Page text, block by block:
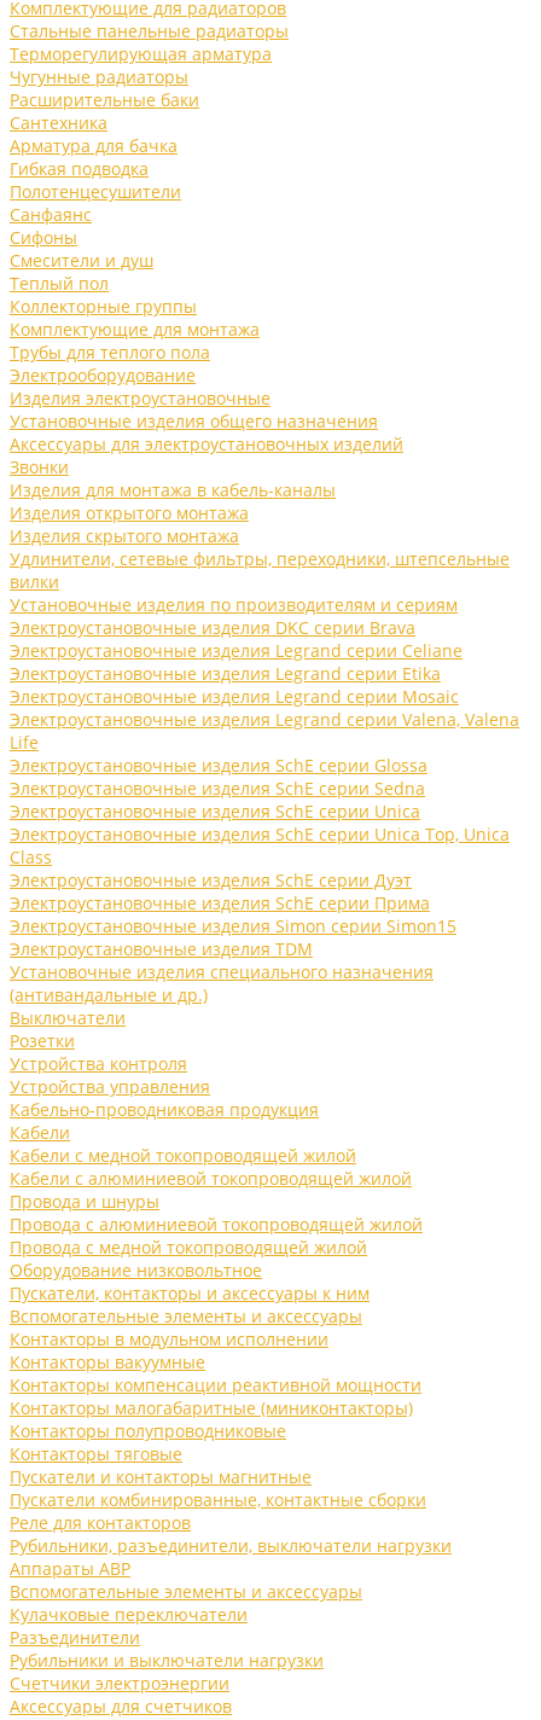
Комплектующие для радиаторов
Стальные панельные радиаторы
Терморегулирующая арматура
Чугунные радиаторы
Расширительные баки
Сантехника
Арматура для бачка
Гибкая подводка
Полотенцесушители
Санфаянс
Сифоны
Смесители и душ
Теплый пол
Коллекторные группы
Комплектующие для монтажа
Трубы для теплого пола
Электрооборудование
Изделия электроустановочные
Установочные изделия общего назначения
Аксессуары для электроустановочных изделий
Звонки
Изделия для монтажа в кабель-каналы
Изделия открытого монтажа
Изделия скрытого монтажа
Удлинители, сетевые фильтры, переходники, штепсельные
вилки
Установочные изделия по производителям и сериям
Электроустановочные изделия DKC серии Brava
Электроустановочные изделия Legrand серии Celiane
Электроустановочные изделия Legrand серии Etika
Электроустановочные изделия Legrand серии Mosaic
Электроустановочные изделия Legrand серии Valena, Valena
Life
Электроустановочные изделия SchE серии Glossa
Электроустановочные изделия SchE серии Sedna
Электроустановочные изделия SchE серии Unica
Электроустановочные изделия SchE серии Unica Top, Unica
Class
Электроустановочные изделия SchE серии Дуэт
Электроустановочные изделия SchE серии Прима
Электроустановочные изделия Simon серии Simon15
Электроустановочные изделия TDM
Установочные изделия специального назначения
(антивандальные и др.)
Выключатели
Розетки
Устройства контроля
Устройства управления
Кабельно-проводниковая продукция
Кабели
Кабели с медной токопроводящей жилой
Кабели с алюминиевой токопроводящей жилой
Провода и шнуры
Провода с алюминиевой токопроводящей жилой
Провода с медной токопроводящей жилой
Оборудование низковольтное
Пускатели, контакторы и аксессуары к ним
Вспомогательные элементы и аксессуары
Контакторы в модульном исполнении
Контакторы вакуумные
Контакторы компенсации реактивной мощности
Контакторы малогабаритные (миниконтакторы)
Контакторы полупроводниковые
Контакторы тяговые
Пускатели и контакторы магнитные
Пускатели комбинированные, контактные сборки
Реле для контакторов
Рубильники, разъединители, выключатели нагрузки
Аппараты АВР
Вспомогательные элементы и аксессуары
Кулачковые переключатели
Разъединители
Рубильники и выключатели нагрузки
Счетчики электроэнергии
Аксессуары для счетчиков